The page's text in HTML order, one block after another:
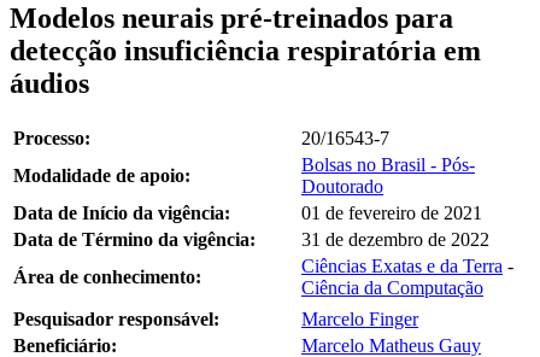
Modelos neurais pré-treinados para
detecção insuficiência respiratória em
áudios
Processo:
20/16543-7
Modalidade de apoio:
Bolsas no Brasil - Pós-
Doutorado
Data de Início da vigência:
01 de fevereiro de 2021
Data de Término da vigência:
31 de dezembro de 2022
Área de conhecimento:
Ciências Exatas e da Terra -
Ciência da Computação
Pesquisador responsável:
Marcelo Finger
Beneficiário:
Marcelo Matheus Gauy